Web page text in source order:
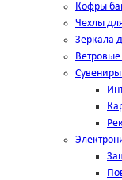
Кофры
Чехлы
Зеркала